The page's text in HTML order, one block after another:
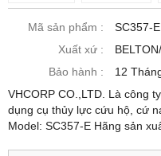
Mã sản phẩm :
SC357-E
Xuất xứ :
Bảo hành :
12
VHCORP CO.,LTD. Là công
dụng cụ thủy lực cứu hộ, cứ
Model: SC357-E Hãng sản